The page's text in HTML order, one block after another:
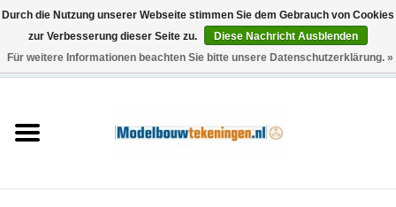
0 Artikel - €0,00
Schiffe
Durch die Nutzung unserer Webseite stimmen Sie dem Gebrauch von Cookies
zur Verbesserung dieser Seite zu.
Diese Nachricht Ausblenden
Für weitere Informationen beachten Sie bitte unsere Datenschutzerklärung. »